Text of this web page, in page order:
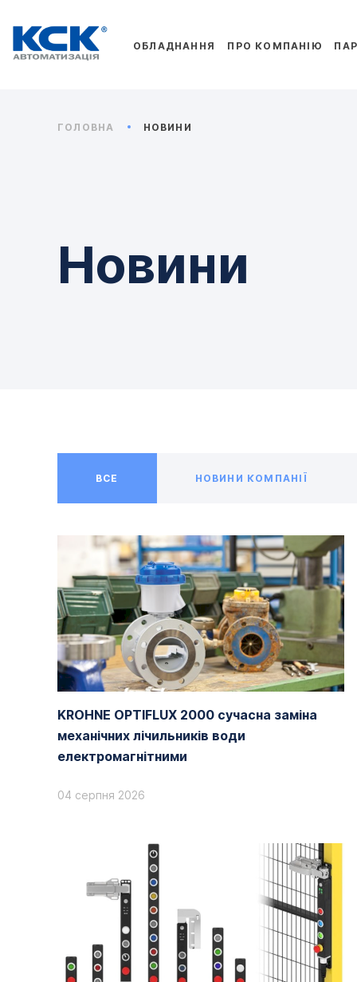
ОБЛАДНАННЯ ПРО КОМПАНІЮ
ГОЛОВНА НОВИНИ
Новини
ВСЕ НОВИНИ КОМПАНІЇ
KROHNE OPTIFLUX 2000 сучасна заміна
механічних лічильників води
електромагнітними
04 серпня 2026